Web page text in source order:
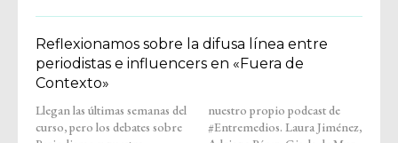
Reflexionamos sobre la difusa línea entre
periodistas e influencers en «Fuera de
Contexto»
Llegan las últimas semanas del
curso, pero los debates sobre
nuestro propio podcast de
#Entremedios. Laura Jiménez,